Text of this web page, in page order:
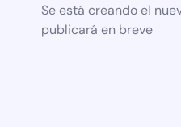
Se está creando el
publicará en breve